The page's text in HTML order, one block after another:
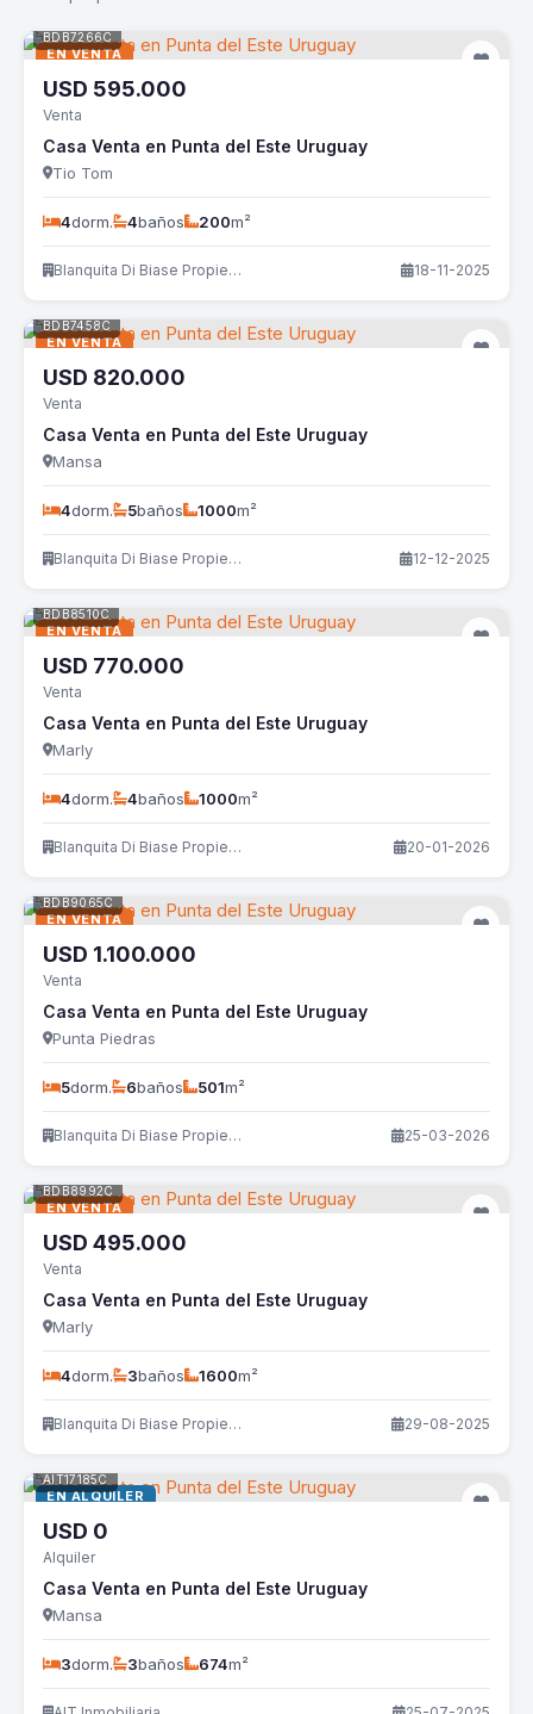
EN VENTA
BDB7266C
USD 595.000
Venta
Casa Venta en Punta del Este Uruguay
Tio Tom
4dorm. 4baños 200m²
Blanquita Di Biase Propiedades 18-11-2025
EN VENTA
BDB7458C
USD 820.000
Venta
Casa Venta en Punta del Este Uruguay
Mansa
4dorm. 5baños 1000m²
Blanquita Di Biase Propiedades 12-12-2025
EN VENTA
BDB8510C
USD 770.000
Venta
Casa Venta en Punta del Este Uruguay
Marly
4dorm. 4baños 1000m²
Blanquita Di Biase Propiedades 20-01-2026
EN VENTA
BDB9065C
USD 1.100.000
Venta
Casa Venta en Punta del Este Uruguay
Punta Piedras
5dorm. 6baños 501m²
Blanquita Di Biase Propiedades 25-03-2026
EN VENTA
BDB8992C
USD 495.000
Venta
Casa Venta en Punta del Este Uruguay
Marly
4dorm. 3baños 1600m²
Blanquita Di Biase Propiedades 29-08-2025
EN ALQUILER
AIT17185C
USD 0
Alquiler
Casa Venta en Punta del Este Uruguay
Mansa
3dorm. 3baños 674m²